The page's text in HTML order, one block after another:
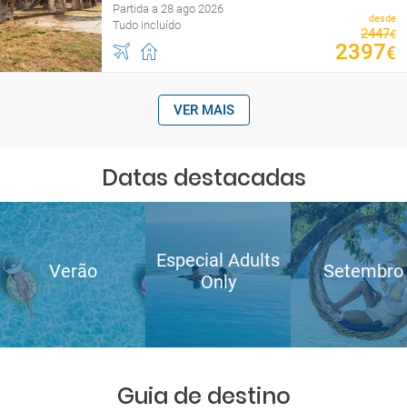
Partida a 28 ago 2026
Tudo incluído
desde
2447€
2397€
VER MAIS
Datas destacadas
Verão
Especial Adults
Only
Setembro
Guia de destino